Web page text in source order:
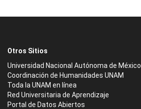
Otros Sitios
Universidad Nacional Autónoma de México
Coordinación de Humanidades UNAM
Toda la UNAM en línea
Red Universitaria de Aprendizaje
Portal de Datos Abiertos